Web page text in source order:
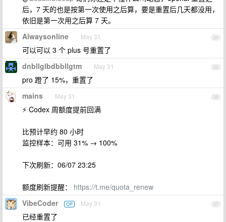
后，7 天的也是按第一次使用之后算，要是重置后几天都没用，
依旧是第一次用之后算 7 天。
34
Alwaysonline May 31
可以可以 3 个 plus 号重置了
35
dnbllglbdbbllgtm May 31
pro 蹬了 15%，重置了
36
mains May 31
⚡ Codex 周额度提前回满
比预计早约 80 小时
监控样本：可用 31% → 100%
下次刷新：06/07 23:25
额度刷新提醒： https://t.me/quota_renew
37
VibeCoder OP May 31
已经重置了